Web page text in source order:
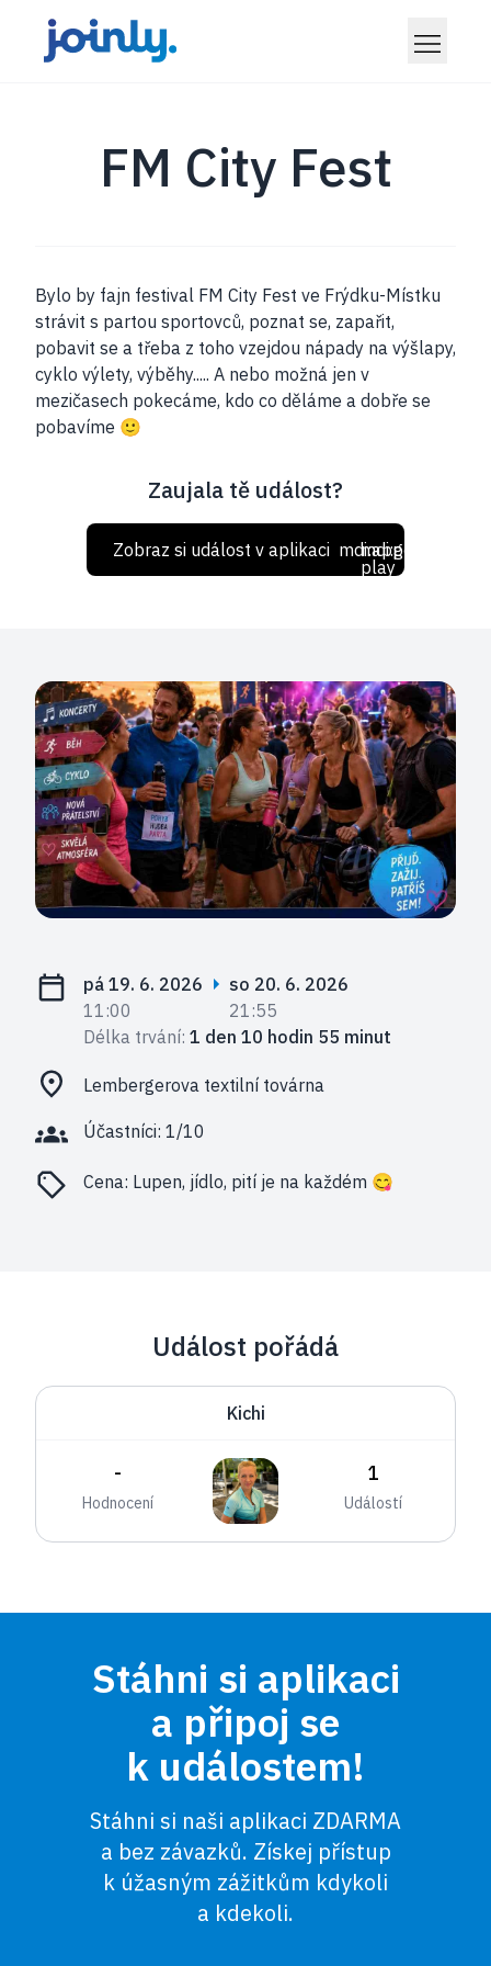
FM City Fest
Bylo by fajn festival FM City Fest ve Frýdku-Místku
strávit s partou sportovců, poznat se, zapařit,
pobavit se a třeba z toho vzejdou nápady na výšlapy,
cyklo výlety, výběhy..... A nebo možná jen v
mezičasech pokecáme, kdo co děláme a dobře se
pobavíme 🙂
Zaujala tě událost?
Zobraz si událost v aplikaci mdi:apple
mdi:google-
play
pá 19. 6. 2026
11:00
so 20. 6. 2026
21:55
Délka trvání: 1 den 10 hodin 55 minut
Lembergerova textilní továrna
Účastníci: 1/10
Cena: Lupen, jídlo, pití je na každém 😋
Událost pořádá
Kichi
-
Hodnocení
1
Událostí
Stáhni si aplikaci
a připoj se
k událostem!
Stáhni si naši aplikaci ZDARMA
a bez závazků. Získej přístup
k úžasným zážitkům kdykoli
a kdekoli.